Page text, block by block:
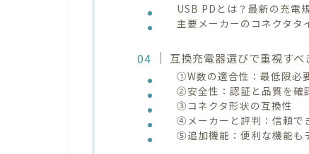
USB PDとは？最新の充電
主要メーカーのコネクタタ
互換充電器選びで重視すべ
①W数の適合性：最低限必
②安全性：認証と品質を確
③コネクタ形状の互換性
④メーカーと評判：信頼で
⑤追加機能：便利な機能も